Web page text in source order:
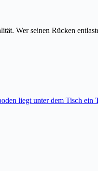
Wer seinen Rücken